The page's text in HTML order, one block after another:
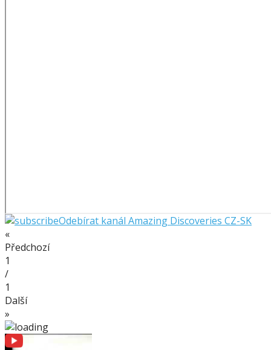
Odebírat kanál Amazing Discoveries CZ-SK
«
Předchozí
1
/
1
Další
»